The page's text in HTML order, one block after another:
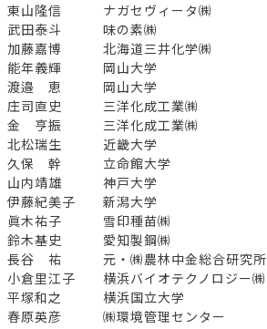
東山隆信 ナガセヴィータ㈱
武田泰斗 味の素㈱
加藤嘉博 北海道三井化学㈱
能年義輝 岡山大学
渡邉 恵 岡山大学
庄司直史 三洋化成工業㈱
金 亨振 三洋化成工業㈱
北松瑞生 近畿大学
久保 幹 立命館大学
山内靖雄 神戸大学
伊藤紀美子 新潟大学
眞木祐子 雪印種苗㈱
鈴木基史 愛知製鋼㈱
長谷 祐 元・㈱農林中金総合研究所
小倉里江子 横浜バイオテクノロジー㈱
平塚和之 横浜国立大学
春原英彦 ㈱環境管理センター